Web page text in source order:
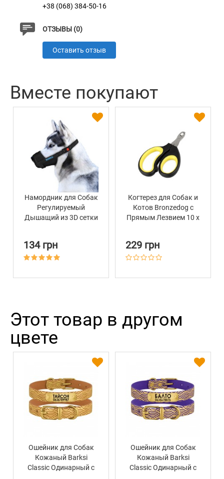
+38 (068) 384-50-16
ОТЗЫВЫ (0)
Оставить отзыв
Вместе покупают
Намордник для Собак
Регулируемый
Дышащий из 3D сетки
134 грн
Когтерез для Собак и
Котов Bronzedog с
Прямым Лезвием 10 х
229 грн
Этот товар в другом
цвете
Ошейник для Собак
Кожаный Barksi
Classic Одинарный с
Ошейник для Собак
Кожаный Barksi
Classic Одинарный с